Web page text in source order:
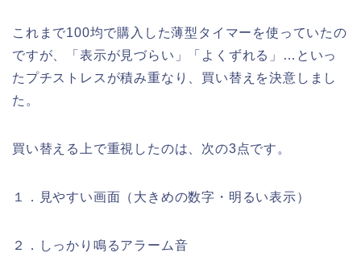
これまで100均で購入した薄型タイマーを使っていたの
ですが、「表示が見づらい」「よくずれる」…といっ
たプチストレスが積み重なり、買い替えを決意しまし
た。
買い替える上で重視したのは、次の3点です。
１．見やすい画面（大きめの数字・明るい表示）
２．しっかり鳴るアラーム音